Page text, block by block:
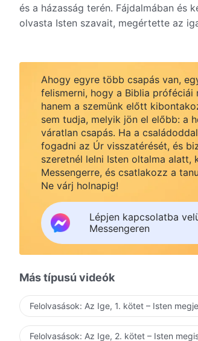
és a házasság terén. Fájdalmában és
olvasta Isten szavait, megértette az
Ahogy egyre több csapás van,
felismerni, hogy a Biblia próféciái
hanem a szemünk előtt
sem tudja, melyik jön el előbb: a
váratlan csapás. Ha a
fogadni az Úr visszatérését, és
szeretnél lelni Isten oltalma alatt,
Messengerre, és csatlakozz a
Ne várj holnapig!
Lépjen kapcsolatba
Messengeren
Más típusú videók
Felolvasások: Az Ige, 1. kötet – Isten
Felolvasások: Az Ige, 2. kötet – Isten